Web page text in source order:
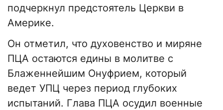
подчеркнул предстоятель Церкви в
Америке.
Он отметил, что духовенство и миряне
ПЦА остаются едины в молитве с
Блаженнейшим Онуфрием, который
ведет УПЦ через период глубоких
испытаний. Глава ПЦА осудил военные